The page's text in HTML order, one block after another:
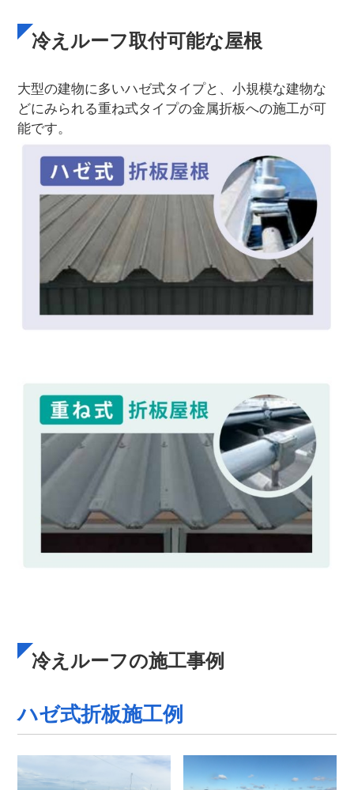
冷えルーフ取付可能な屋根
大型の建物に多いハゼ式タイプと、小規模な建物な
どにみられる重ね式タイプの金属折板への施工が可
能です。
冷えルーフの施工事例
ハゼ式折板施工例